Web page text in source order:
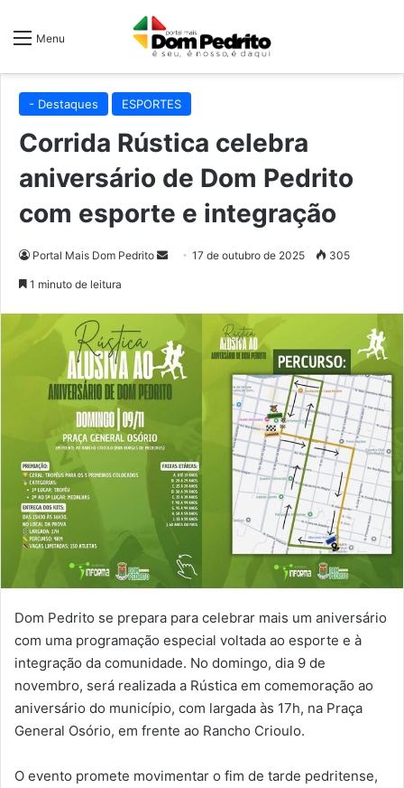
Menu
- Destaques ESPORTES
Corrida Rústica celebra
aniversário de Dom Pedrito
com esporte e integração
Portal Mais Dom Pedrito
Mande
mail
17 de outubro de 2025 305
1 minuto de leitura
Dom Pedrito se prepara para celebrar mais um aniversário
com uma programação especial voltada ao esporte e à
integração da comunidade. No domingo, dia 9 de
novembro, será realizada a Rústica em comemoração ao
aniversário do município, com largada às 17h, na Praça
General Osório, em frente ao Rancho Crioulo.
O evento promete movimentar o fim de tarde pedritense,